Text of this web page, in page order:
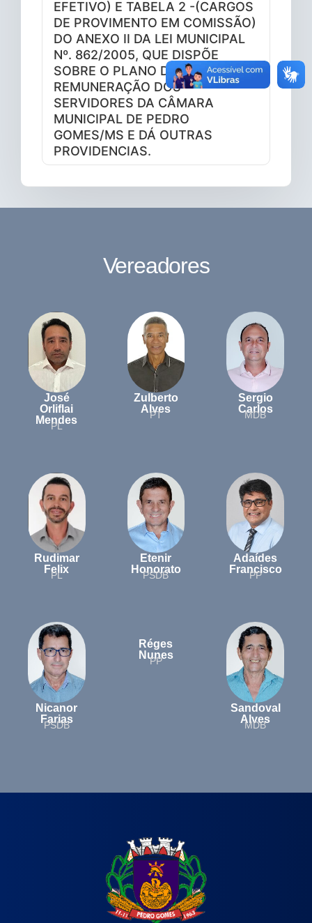
EFETIVO) E TABELA 2 -(CARGOS
DE PROVIMENTO EM COMISSÃO)
DO ANEXO II DA LEI MUNICIPAL
Nº. 862/2005, QUE DISPÕE
SOBRE O PLANO DE CARGOS E
REMUNERAÇÃO DOS
SERVIDORES DA CÂMARA
MUNICIPAL DE PEDRO
GOMES/MS E DÁ OUTRAS
PROVIDENCIAS.
Vereadores
José
Orliflai
Mendes
PL
Zulberto
Alves
PT
Sergio
Carlos
MDB
Rudimar
Felix
PL
Etenir
Honorato
PSDB
Adaídes
Francisco
PP
Nicanor
Farias
PSDB
Réges
Nunes
PP
Sandoval
Alves
MDB